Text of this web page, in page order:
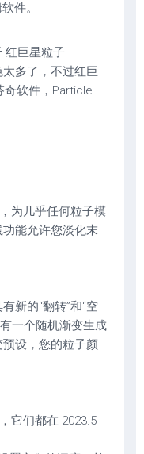
件。
红巨星粒子
多了，不过红巨
奇软件，Particle
为几乎任何粒子模
能允许您淡化末
新的“翻转”和“空
一个随机渐变生成
设，您的粒子颜
它们都在 2023.5